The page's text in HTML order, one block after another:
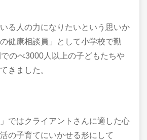
る人の力になりたいという思いか
健康相談員」として小学校で勤
のべ3000人以上の子どもたちや
きました。
ではクライアントさんに適した心
の子育てにいかせる形にして